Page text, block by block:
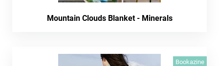
Mountain Clouds Blanket - Minerals
Bookazine